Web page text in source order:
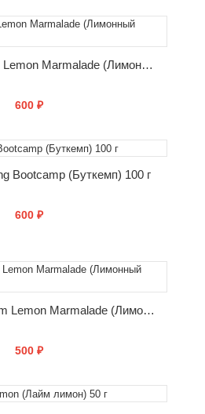
КУПИТЬ
Табак M18 - Strong Lemon Marmalade (Лимонный мармелад) 100 г
600 ₽
КУПИТЬ
Bootcamp (Буткемп) 100 г
600 ₽
КУПИТЬ
Табак M18 - Medium Lemon Marmalade (Лимонный мармелад) 100 г
500 ₽
КУПИТЬ